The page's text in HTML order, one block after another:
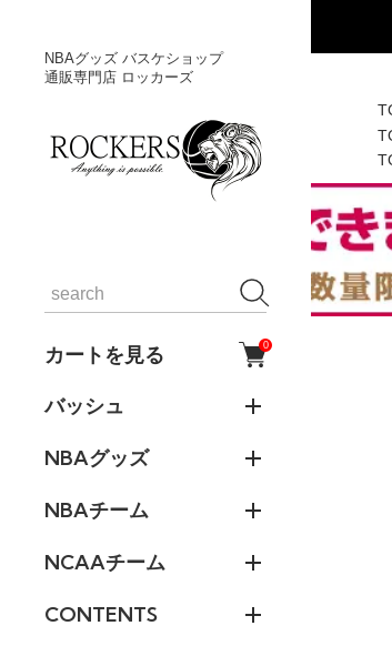
NBAグッズ バスケショップ
通販専門店 ロッカーズ
カートを見る 0
バッシュ
NBAグッズ
NBAチーム
NCAAチーム
CONTENTS